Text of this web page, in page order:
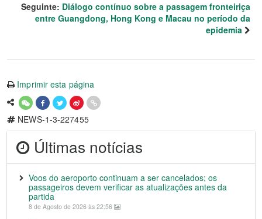
Seguinte: Diálogo contínuo sobre a passagem fronteiriça
entre Guangdong, Hong Kong e Macau no período da
epidemia
Imprimir esta página
NEWS-1-3-227455
Últimas notícias
Voos do aeroporto continuam a ser cancelados; os
passageiros devem verificar as atualizações antes da
partida
8 de Agosto de 2026 às 22:56